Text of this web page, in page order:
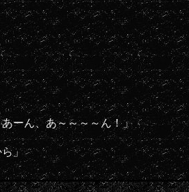
ーん、あ～～～～ん！」
ら」